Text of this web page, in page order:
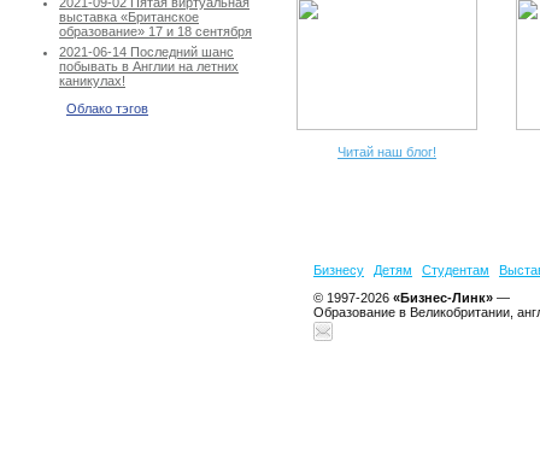
выставка «Британское
образование» 17 и 18 сентября
2021-06-14 Последний шанс
побывать в Англии на летних
каникулах!
Облако тэгов
Читай наш блог!
Бизнесу Детям Студентам
© 1997-2026 «Бизнес-Линк» —
Образование в Великобритании,